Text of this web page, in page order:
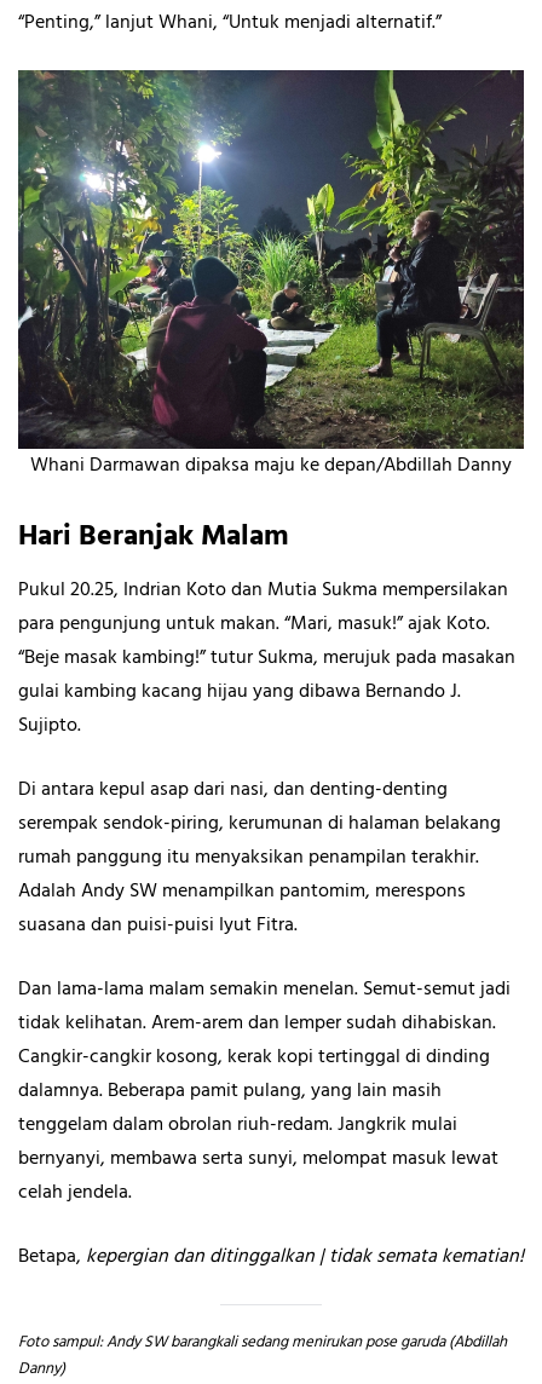
“Penting,” lanjut Whani, “Untuk menjadi alternatif.”
Whani Darmawan dipaksa maju ke depan/Abdillah Danny
Hari Beranjak Malam
Pukul 20.25, Indrian Koto dan Mutia Sukma mempersilakan
para pengunjung untuk makan. “Mari, masuk!” ajak Koto.
“Beje masak kambing!” tutur Sukma, merujuk pada masakan
gulai kambing kacang hijau yang dibawa Bernando J.
Sujipto.
Di antara kepul asap dari nasi, dan denting-denting
serempak sendok-piring, kerumunan di halaman belakang
rumah panggung itu menyaksikan penampilan terakhir.
Adalah Andy SW menampilkan pantomim, merespons
suasana dan puisi-puisi Iyut Fitra.
Dan lama-lama malam semakin menelan. Semut-semut jadi
tidak kelihatan. Arem-arem dan lemper sudah dihabiskan.
Cangkir-cangkir kosong, kerak kopi tertinggal di dinding
dalamnya. Beberapa pamit pulang, yang lain masih
tenggelam dalam obrolan riuh-redam. Jangkrik mulai
bernyanyi, membawa serta sunyi, melompat masuk lewat
celah jendela.
Betapa, kepergian dan ditinggalkan | tidak semata kematian!
Foto sampul: Andy SW barangkali sedang menirukan pose garuda (Abdillah
Danny)